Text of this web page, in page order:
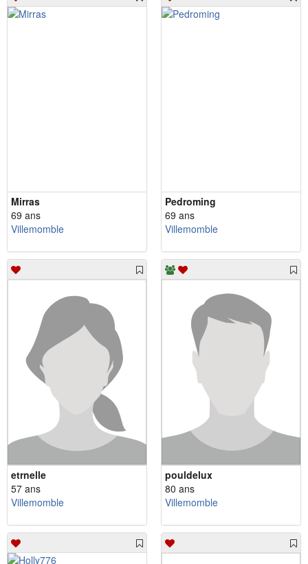
Mirras
69 ans
Villemomble
Pedroming
69 ans
Villemomble
etrnelle
57 ans
Villemomble
pouldelux
80 ans
Villemomble